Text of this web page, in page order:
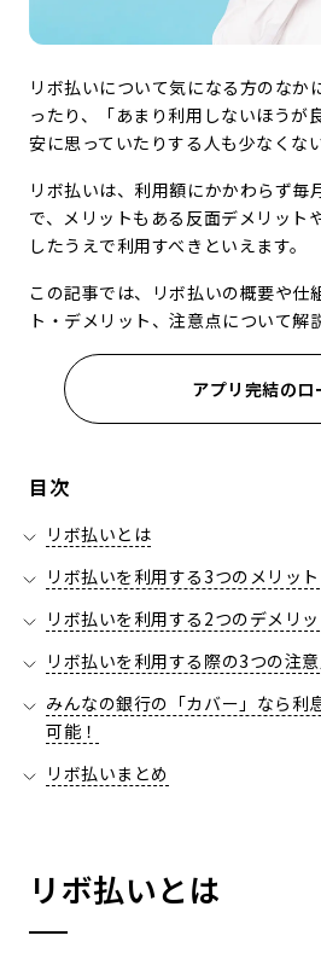
リボ払いについて気になる方のなか
ったり、「あまり利用しないほうが
安に思っていたりする人も少なくな
リボ払いは、利用額にかかわらず毎
で、メリットもある反面デメリット
したうえで利用すべきといえます。
この記事では、リボ払いの概要や仕
ト・デメリット、注意点について解
アプリ完結のロ
目次
リボ払いとは
リボ払いを利用する3つのメリット
リボ払いを利用する2つのデメリ
リボ払いを利用する際の3つの注
みんなの銀行の「カバー」なら利
可能！
リボ払いまとめ
リボ払いとは